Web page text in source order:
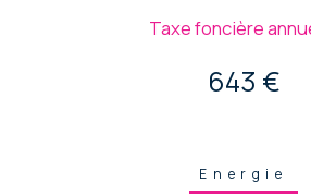
Taxe foncière
643 €
Energie